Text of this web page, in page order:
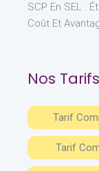
SCP En SEL :
Coût Et
Nos
Tarif
Tarif